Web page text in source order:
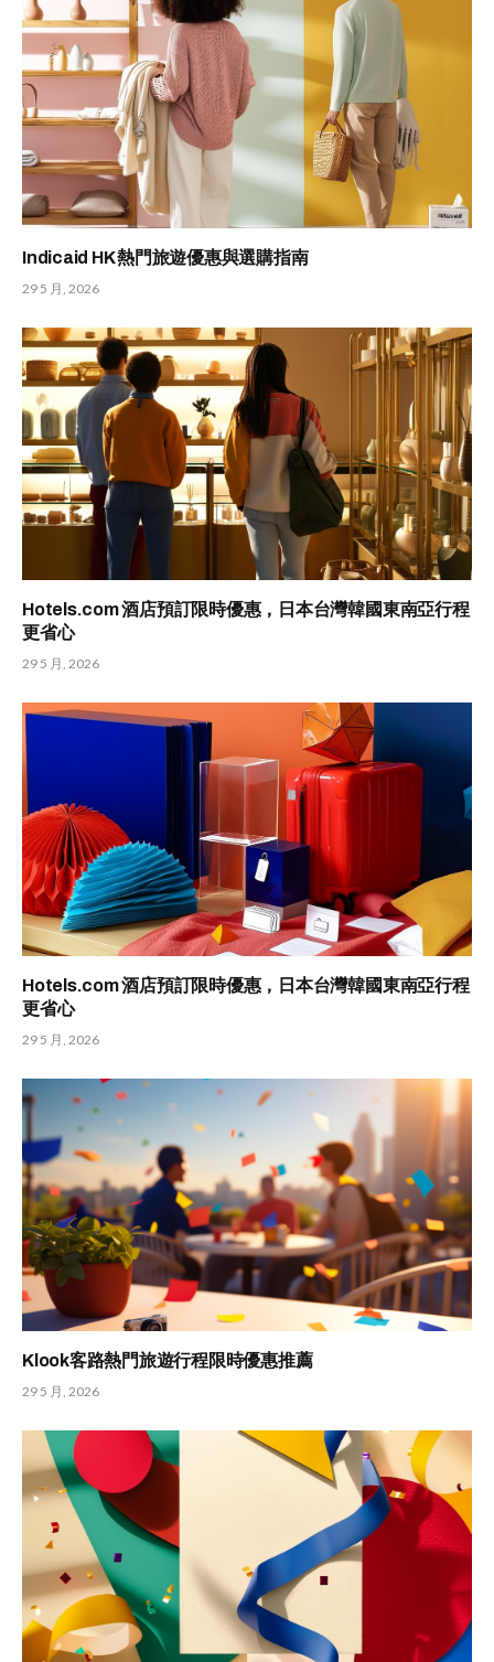
Indicaid HK 熱門旅遊優惠與選購指南
29 5 月, 2026
Hotels.com 酒店預訂限時優惠，日本台灣韓國東南亞行程
更省心
29 5 月, 2026
Hotels.com 酒店預訂限時優惠，日本台灣韓國東南亞行程
更省心
29 5 月, 2026
Klook客路熱門旅遊行程限時優惠推薦
29 5 月, 2026